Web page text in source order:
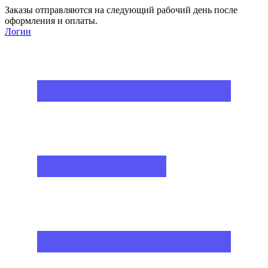
Заказы отправляются на следующий рабочий день после
оформления и оплаты.
Логин